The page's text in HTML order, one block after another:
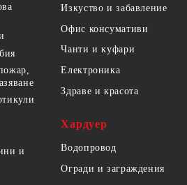
и
Изкуство и забавление
Офис консумативи
Чанти и куфари
Електроника
Здраве и красота
Хардуер
Водопровод
Огради и заграждения